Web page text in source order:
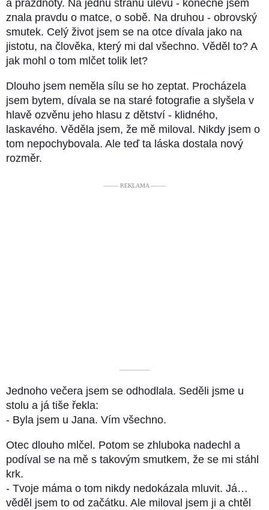
a prázdnoty. Na jednu stranu úlevu - konečně jsem
znala pravdu o matce, o sobě. Na druhou - obrovský
smutek. Celý život jsem se na otce dívala jako na
jistotu, na člověka, který mi dal všechno. Věděl to? A
jak mohl o tom mlčet tolik let?
Dlouho jsem neměla sílu se ho zeptat. Procházela
jsem bytem, dívala se na staré fotografie a slyšela v
hlavě ozvěnu jeho hlasu z dětství - klidného,
laskavého. Věděla jsem, že mě miloval. Nikdy jsem o
tom nepochybovala. Ale teď ta láska dostala nový
rozměr.
––––– REKLAMA –––––
––––––––––
Jednoho večera jsem se odhodlala. Seděli jsme u
stolu a já tiše řekla:
- Byla jsem u Jana. Vím všechno.
Otec dlouho mlčel. Potom se zhluboka nadechl a
podíval se na mě s takovým smutkem, že se mi stáhl
krk.
- Tvoje máma o tom nikdy nedokázala mluvit. Já…
věděl jsem to od začátku. Ale miloval jsem ji a chtěl